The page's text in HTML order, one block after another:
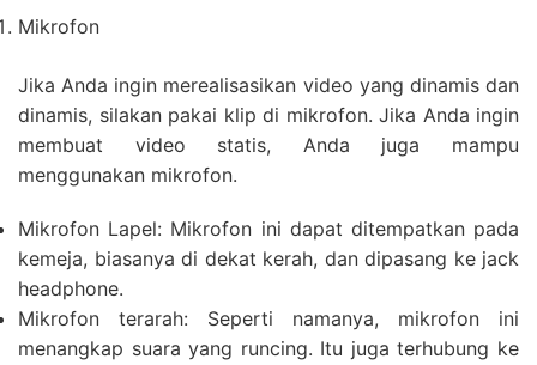
Mikrofon
Jika Anda ingin merealisasikan video yang dinamis dan
dinamis, silakan pakai klip di mikrofon. Jika Anda ingin
membuat video statis, Anda juga mampu
menggunakan mikrofon.
Mikrofon Lapel: Mikrofon ini dapat ditempatkan pada
kemeja, biasanya di dekat kerah, dan dipasang ke jack
headphone.
Mikrofon terarah: Seperti namanya, mikrofon ini
menangkap suara yang runcing. Itu juga terhubung ke